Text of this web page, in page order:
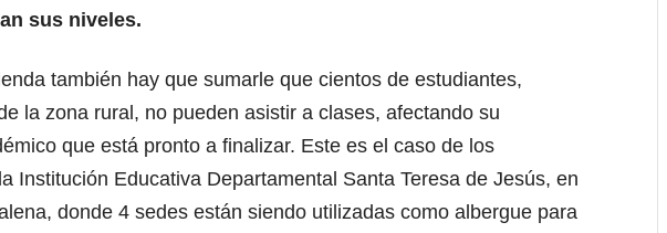
sus niveles.
también hay que sumarle que cientos de estudiantes,
la zona rural, no pueden asistir a clases, afectando su
que está pronto a finalizar. Este es el caso de los
Institución Educativa Departamental Santa Teresa de Jesús, en
donde 4 sedes están siendo utilizadas como albergue para